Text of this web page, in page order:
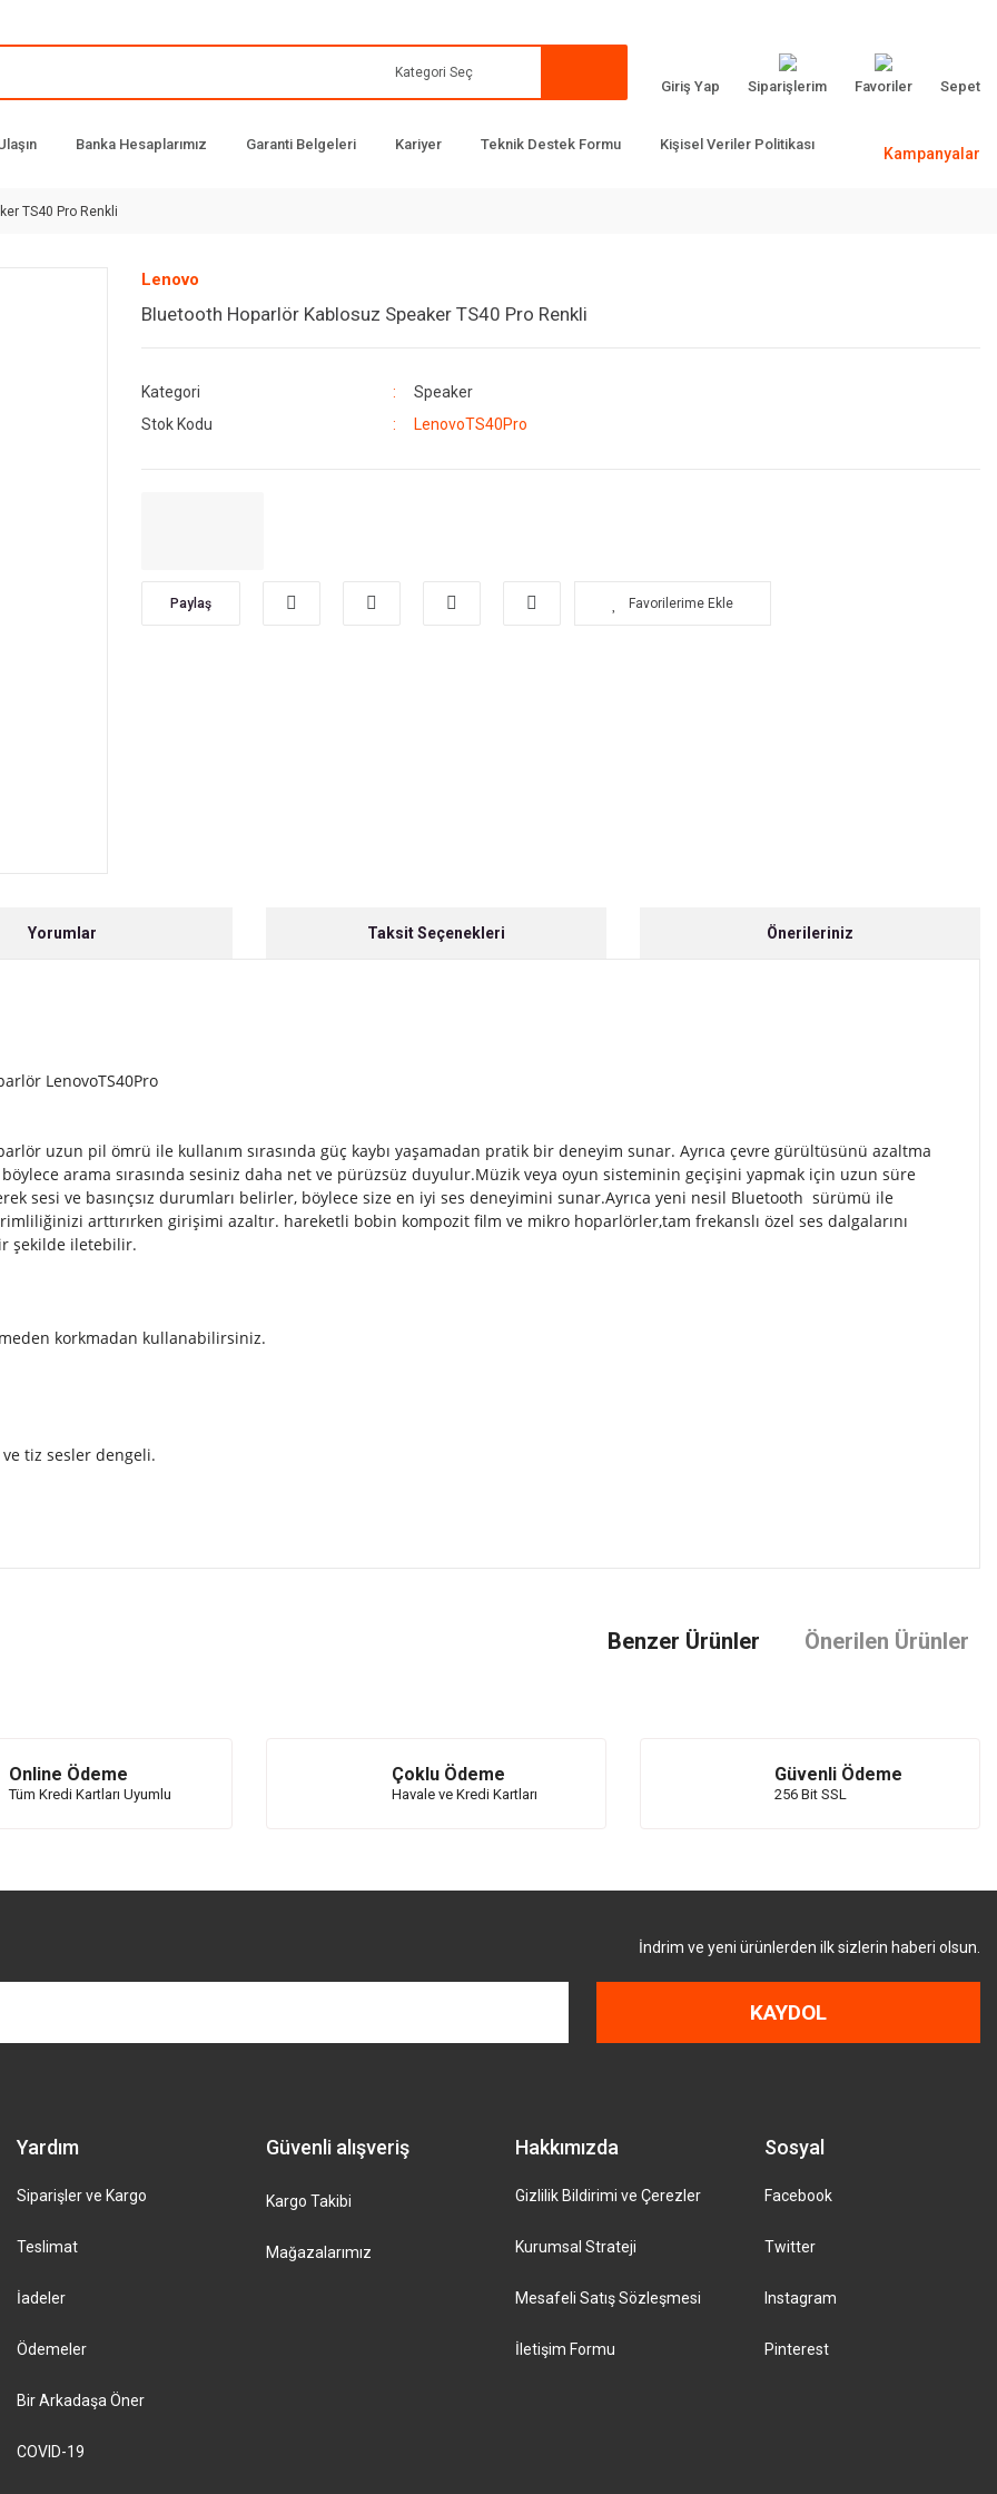
Giriş Yap Siparişlerim Favoriler Sepet
Banka Hesaplarımız Garanti Belgeleri Kariyer Teknik Destek Formu
Kişisel Veriler Politikası
Kampanyalar
TS40 Pro Renkli
Lenovo
Bluetooth Hoparlör Kablosuz Speaker TS40 Pro Renkli
Kategori
Speaker
Stok Kodu
LenovoTS40Pro
Paylaş
Yorumlar Taksit Seçenekleri Önerileriniz
LenovoTS40Pro
uzun pil ömrü ile kullanım sırasında güç kaybı yaşamadan pratik bir deneyim sunar. Ayrıca çevre gürültüsünü azaltma
arama sırasında sesiniz daha net ve pürüzsüz duyulur.Müzik veya oyun sisteminin geçişini yapmak için uzun süre
sesi ve basınçsız durumları belirler, böylece size en iyi ses deneyimini sunar.Ayrıca yeni nesil Bluetooth sürümü ile
arttırırken girişimi azaltır. hareketli bobin kompozit film ve mikro hoparlörler,tam frekanslı özel ses dalgalarını
şekilde iletebilir.
korkmadan kullanabilirsiniz.
tiz sesler dengeli.
Benzer Ürünler Önerilen Ürünler
Online Ödeme
Tüm Kredi Kartları Uyumlu
Çoklu Ödeme
Havale ve Kredi Kartları
Güvenli Ödeme
256 Bit SSL
İndrim ve yeni ürünlerden ilk sizlerin haberi olsun.
KAYDOL
Yardım
Siparişler ve Kargo
Teslimat
İadeler
Ödemeler
Bir Arkadaşa Öner
COVID-19
Güvenli alışveriş
Kargo Takibi
Mağazalarımız
Hakkımızda
Gizlilik Bildirimi ve Çerezler
Kurumsal Strateji
Mesafeli Satış Sözleşmesi
İletişim Formu
Sosyal
Facebook
Twitter
Instagram
Pinterest